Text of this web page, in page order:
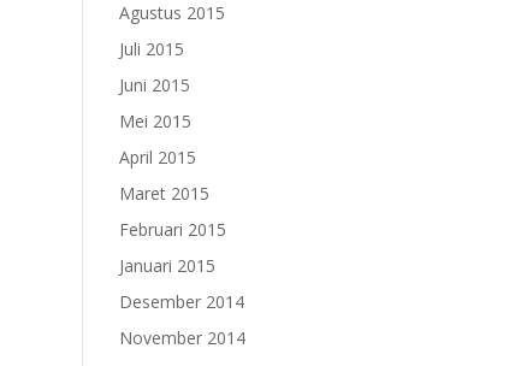
Agustus 2015
Juli 2015
Juni 2015
Mei 2015
April 2015
Maret 2015
Februari 2015
Januari 2015
Desember 2014
November 2014